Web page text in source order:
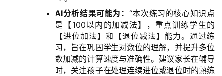
AI分析结果可能为： “本次练习的核心知识点
是【100以内的加减法】，重点训练学生的
【进位加法】和【退位减法】能力。通过练
习，旨在巩固学生对数位的理解，并提升多位
数加减的计算速度与准确性。建议家长在辅导
时，关注孩子在处理连续进位或退位时的熟练